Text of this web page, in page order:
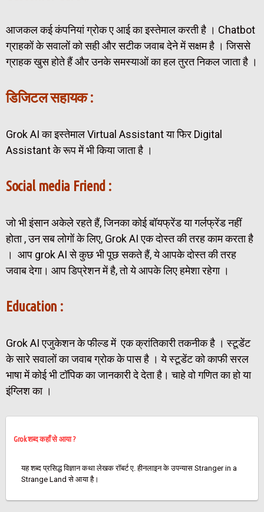
आजकल कई कंपनियां ग्रोक ए आई का इस्तेमाल करती है । Chatbot
ग्राहकों के सवालों को सही और सटीक जवाब देने में सक्षम है । जिससे
ग्राहक खुस होते हैं और उनके समस्याओं का हल तुरत निकल जाता है ।
डिजिटल सहायक :
Grok AI का इस्तेमाल Virtual Assistant या फिर Digital
Assistant के रूप में भी किया जाता है ।
Social media Friend :
जो भी इंसान अकेले रहते हैं, जिनका कोई बॉयफ्रेंड या गर्लफ्रेंड नहीं
होता , उन सब लोगों के लिए, Grok AI एक दोस्त की तरह काम करता है
। आप grok AI से कुछ भी पूछ सकते हैं, ये आपके दोस्त की तरह
जवाब देगा। आप डिप्रेशन में है, तो ये आपके लिए हमेशा रहेगा ।
Education :
Grok AI एजुकेशन के फील्ड में एक क्रांतिकारी तकनीक है । स्टूडेंट
के सारे सवालों का जवाब ग्रोक के पास है । ये स्टूडेंट को काफी सरल
भाषा में कोई भी टॉपिक का जानकारी दे देता है। चाहे वो गणित का हो या
इंग्लिश का ।
Grok शब्द कहाँ से आया ?
यह शब्द प्रसिद्ध विज्ञान कथा लेखक रॉबर्ट ए. हीनलाइन के उपन्यास Stranger in a
Strange Land से आया है।